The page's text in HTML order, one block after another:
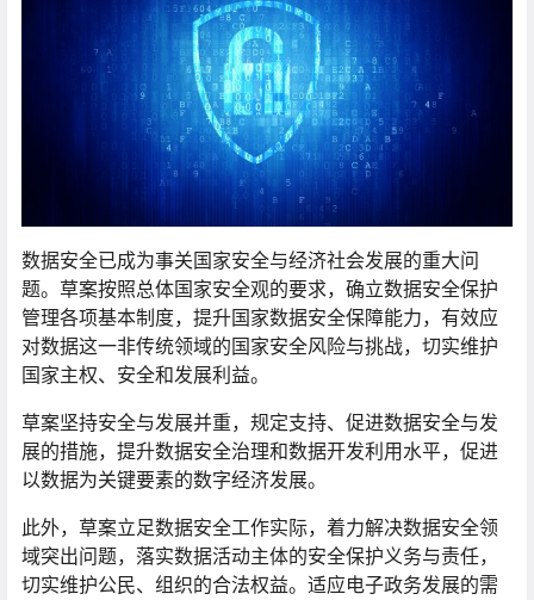
数据安全已成为事关国家安全与经济社会发展的重大问
题。草案按照总体国家安全观的要求，确立数据安全保护
管理各项基本制度，提升国家数据安全保障能力，有效应
对数据这一非传统领域的国家安全风险与挑战，切实维护
国家主权、安全和发展利益。
草案坚持安全与发展并重，规定支持、促进数据安全与发
展的措施，提升数据安全治理和数据开发利用水平，促进
以数据为关键要素的数字经济发展。
此外，草案立足数据安全工作实际，着力解决数据安全领
域突出问题，落实数据活动主体的安全保护义务与责任，
切实维护公民、组织的合法权益。适应电子政务发展的需